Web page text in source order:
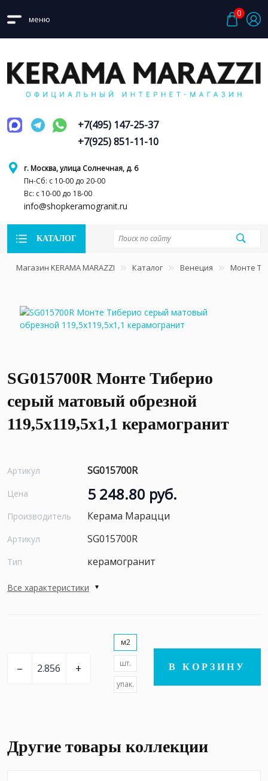
меню
0
г. Москва, улица Солнечная, д. 6
Пн-Сб: с 10-00 до 20-00
Вс: с 10-00 до 18-00
info@shopkeramogranit.ru
+7(495) 147-25-37
+7(925) 851-11-10
КАТАЛОГ
Магазин KERAMA MARAZZI Каталог Венеция Монте
SG015700R Монте Тиберио
серый матовый обрезной
119,5x119,5x1,1 керамогранит
Артикул SG015700R
Цена 5 248.80 руб.
Производитель Керама Марацци
Артикул SG015700R
Тип керамогранит
Все характеристики
– +
м2
шт.
упак.
В КОРЗИНУ
Другие товары коллекции